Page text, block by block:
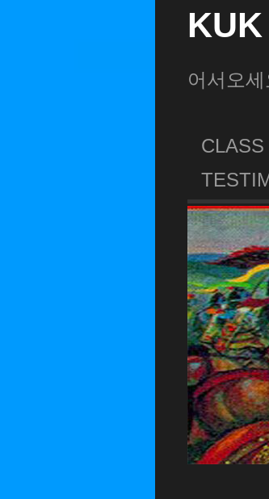
어서오세